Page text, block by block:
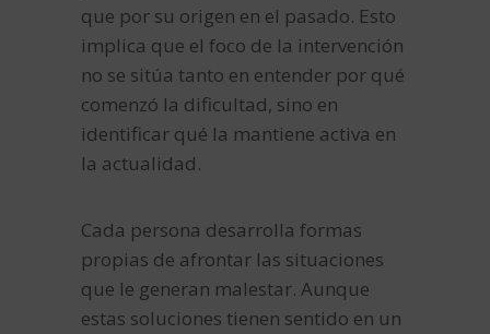
que por su origen en el pasado. Esto
implica que el foco de la intervención
no se sitúa tanto en entender por qué
comenzó la dificultad, sino en
identificar qué la mantiene activa en
la actualidad.
Cada persona desarrolla formas
propias de afrontar las situaciones
que le generan malestar. Aunque
estas soluciones tienen sentido en un